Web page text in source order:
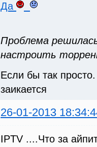
Да
Проблема
настроить
Если бы так
заикается
26-01-2013
IPTV ....Что за